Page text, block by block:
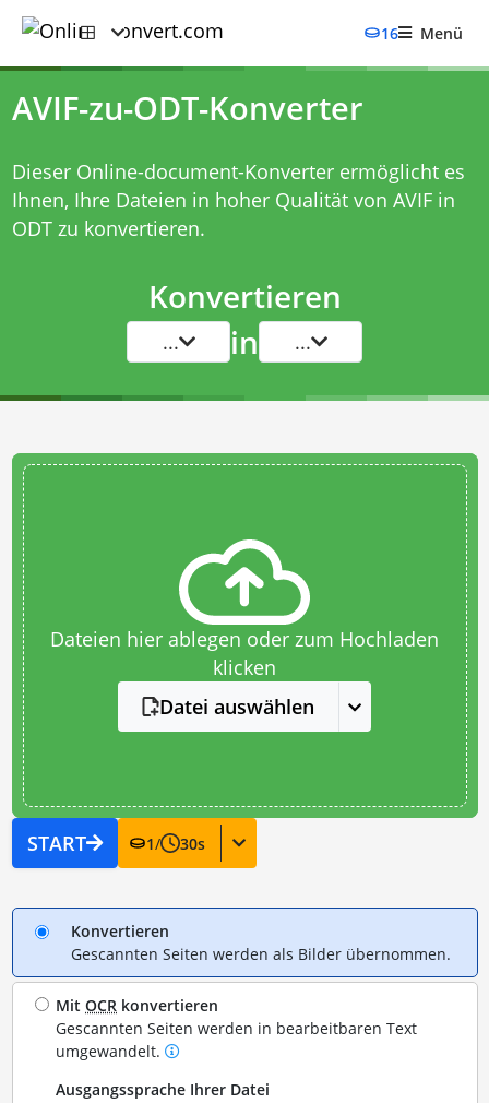
16 Menü
AVIF-zu-ODT-Konverter
Dieser Online-document-Konverter ermöglicht es
Ihnen, Ihre Dateien in hoher Qualität von AVIF in
ODT zu konvertieren.
Konvertieren
... in ...
Dateien hier ablegen oder zum Hochladen
klicken
Datei auswählen
START 1/ 30s
Konvertieren
Gescannten Seiten werden als Bilder übernommen.
MitOCR konvertieren
Gescannten Seiten werden in bearbeitbaren Text
umgewandelt.
Ausgangssprache Ihrer Datei